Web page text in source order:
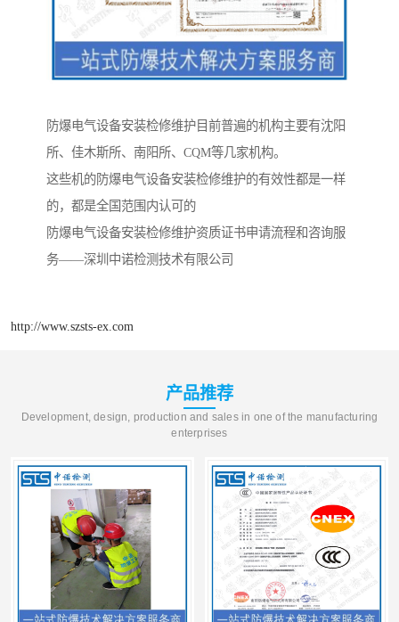
防爆电气设备安装检修维护目前普遍的机构主要有沈阳
所、佳木斯所、南阳所、CQM等几家机构。
这些机的防爆电气设备安装检修维护的有效性都是一样
的，都是全国范围内认可的
防爆电气设备安装检修维护资质证书申请流程和咨询服
务——深圳中诺检测技术有限公司
http://www.szsts-ex.com
产品推荐
Development, design, production and sales in one of the manufacturing
enterprises